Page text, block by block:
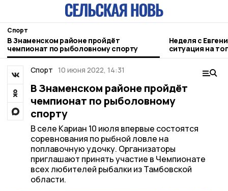
Спорт
В Знаменском районе пройдёт
чемпионат по рыболовному спорту
Неделя с
ситуация на
городе и
Спорт 10 июня 2022, 14:31
В Знаменском районе пройдёт
чемпионат по рыболовному
спорту
В селе Кариан 10 июля впервые состоятся
соревнования по рыбной ловле на
поплавочную удочку. Организаторы
приглашают принять участие в Чемпионате
всех любителей рыбалки из Тамбовской
области.